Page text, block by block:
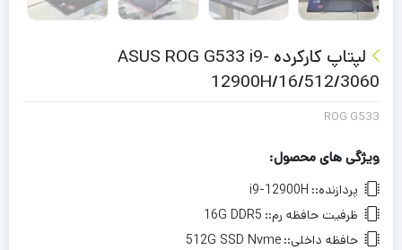
لپتاپ کارکرده ASUS ROG G533 i9-
12900H/16/512/3060
ROG G533
ویژگی های محصول:
پردازنده:: i9-12900H
ظرفیت حافظه رم:: 16G DDR5
حافظه داخلی:: 512G SSD Nvme